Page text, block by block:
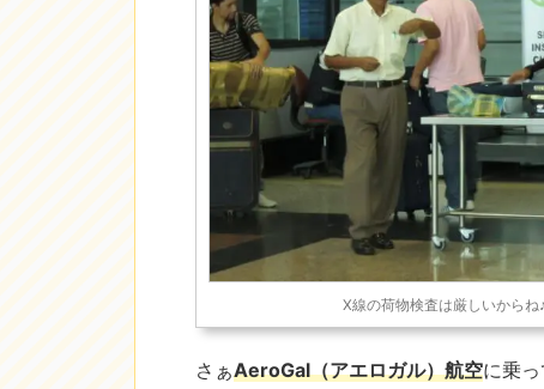
X線の荷物検査は厳しいから
さぁAeroGal（アエロガル）航空に乗